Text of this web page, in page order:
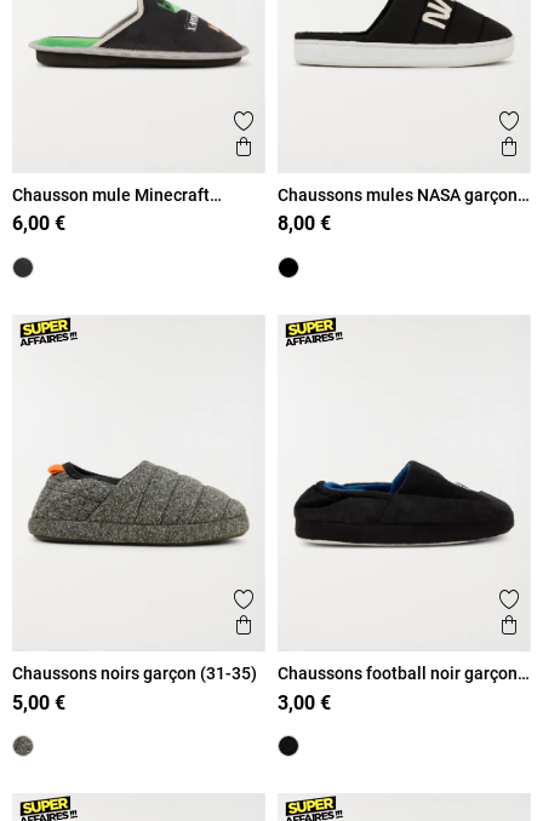
Ajouter aux favoris
Aperçu rapide
Chausson mule Minecraft
garçon (33-39)
6,00 €
Chaussons mules NASA garçon
(36-39)
8,00 €
Ajouter aux favoris
Aperçu rapide
Chaussons noirs garçon (31-35)
5,00 €
Chaussons football noir garçon
(31-38)
3,00 €